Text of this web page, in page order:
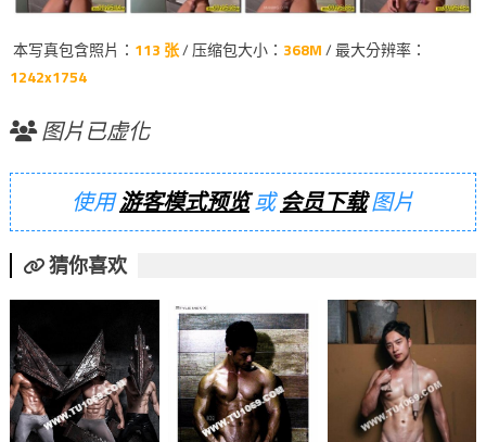
本写真包含照片： 113 张/ 压缩包大小： 368M/ 最大分辨率：
1242x1754
图片已虚化
使用游客模式预览或会员下载图片
猜你喜欢